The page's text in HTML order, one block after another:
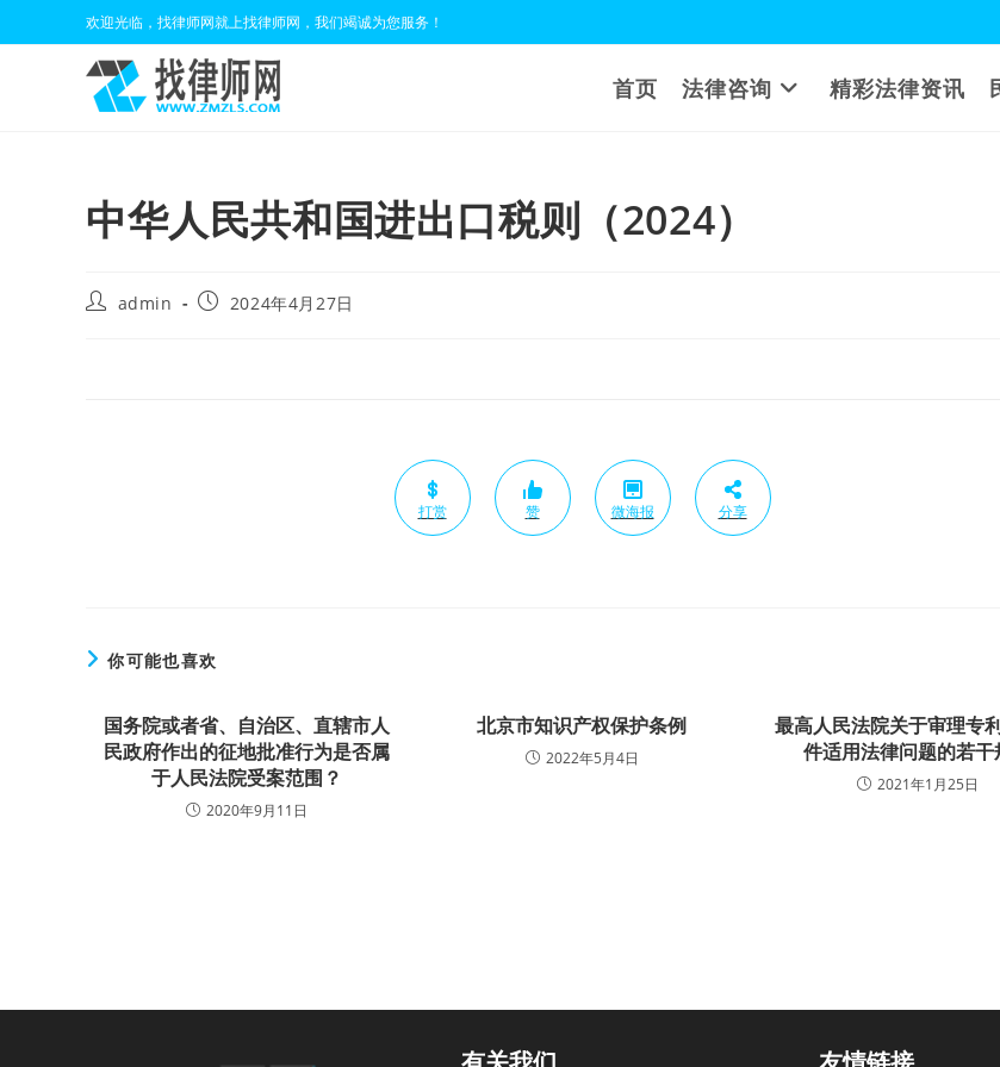
to
欢迎光临，找律师网就上找律师网，我们竭诚为您服务！
首页 法律咨询 精彩法律资讯
中华人民共和国进出口税则（2024）
Postadmin
Post2024年4月27日
打赏 赞 微海报 分享
你可能也喜欢
国务院或者省、自治区、直辖市人
民政府作出的征地批准行为是否属
于人民法院受案范围？
2020年9月11日
北京市知识产权保护条例
2022年5月4日
最高人民法院关于审理专
件适用法律问题的若干
2021年1月25日